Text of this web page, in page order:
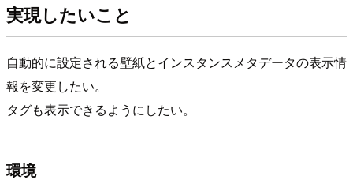
実現したいこと
自動的に設定される壁紙とインスタンスメタデータの表示情
報を変更したい。
タグも表示できるようにしたい。
環境